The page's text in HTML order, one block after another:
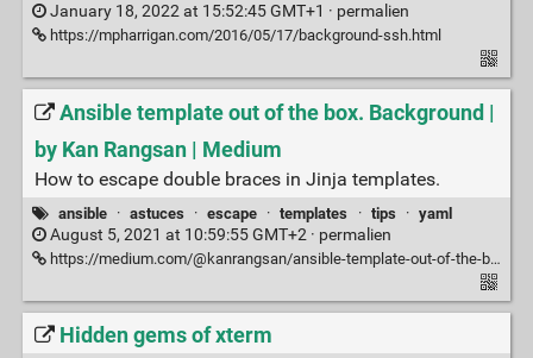
January 18, 2022 at 15:52:45 GMT+1 · permalien
https://mpharrigan.com/2016/05/17/background-ssh.html
Ansible template out of the box. Background |
by Kan Rangsan | Medium
How to escape double braces in Jinja templates.
ansible · astuces · escape · templates · tips · yaml
August 5, 2021 at 10:59:55 GMT+2 · permalien
https://medium.com/@kanrangsan/ansible-template-out-of-the-box-3749604ee4fa
Hidden gems of xterm